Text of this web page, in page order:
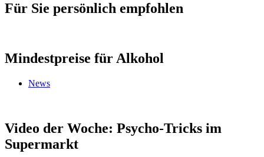
Für Sie persönlich empfohlen
Mindestpreise für Alkohol
News
Video der Woche: Psycho-Tricks im
Supermarkt